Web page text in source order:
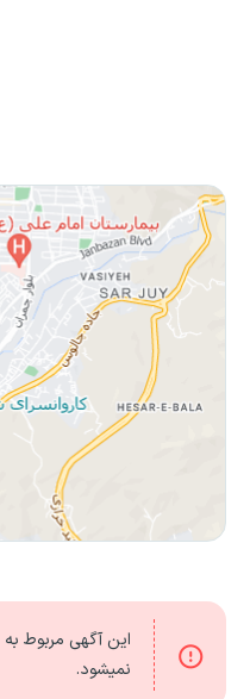
این آگهی مربوط به
نمیشود.